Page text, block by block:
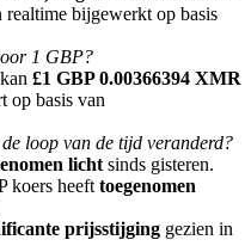
beloningen te ontvangen
bijgewerkt op basis
1 GBP?
£1 GBP 0.00366394 XMR
op basis van
loop van de tijd veranderd?
licht sinds gisteren.
koers heeft toegenomen
prijsstijging gezien in